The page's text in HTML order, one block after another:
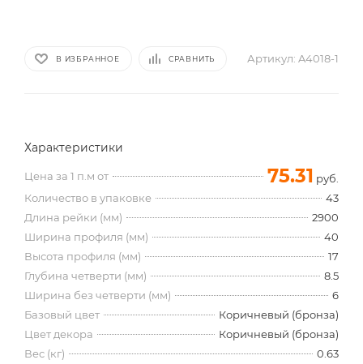
В ИЗБРАННОЕ СРАВНИТЬ Артикул: A4018-1
Характеристики
Цена за 1 п.м от 75.31 руб.
Количество в упаковке
43
Длина рейки (мм)
2900
Ширина профиля (мм)
40
Высота профиля (мм)
17
Глубина четверти (мм)
8.5
Ширина без четверти (мм)
6
Базовый цвет
Коричневый (бронза)
Цвет декора
Коричневый (бронза)
Вес (кг)
0.63